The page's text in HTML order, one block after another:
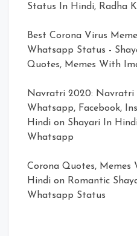
Status In Hindi, Radha
Best Corona Virus
Whatsapp Status -
Quotes, Memes With
Navratri 2020: Navratri
Whatsapp, Facebook,
Hindi on Shayari In
Whatsapp
Corona Quotes, Memes
Hindi on Romantic
Whatsapp Status